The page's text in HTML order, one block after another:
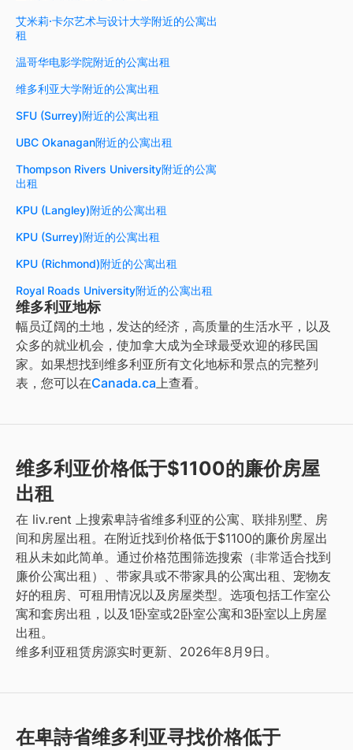
艾米莉·卡尔艺术与设计大学附近的公寓出
租
温哥华电影学院附近的公寓出租
维多利亚大学附近的公寓出租
SFU (Surrey)附近的公寓出租
UBC Okanagan附近的公寓出租
Thompson Rivers University附近的公寓
出租
KPU (Langley)附近的公寓出租
KPU (Surrey)附近的公寓出租
KPU (Richmond)附近的公寓出租
Royal Roads University附近的公寓出租
维多利亚地标
幅员辽阔的土地，发达的经济，高质量的生活水平，以及
众多的就业机会，使加拿大成为全球最受欢迎的移民国
家。如果想找到维多利亚所有文化地标和景点的完整列
表，您可以在Canada.ca上查看。
维多利亚价格低于$1100的廉价房屋
出租
在 liv.rent 上搜索卑詩省维多利亚的公寓、联排别墅、房
间和房屋出租。在附近找到价格低于$1100的廉价房屋出
租从未如此简单。通过价格范围筛选搜索（非常适合找到
廉价公寓出租）、带家具或不带家具的公寓出租、宠物友
好的租房、可租用情况以及房屋类型。选项包括工作室公
寓和套房出租，以及1卧室或2卧室公寓和3卧室以上房屋
出租。
维多利亚租赁房源实时更新、2026年8月9日。
在卑詩省维多利亚寻找价格低于